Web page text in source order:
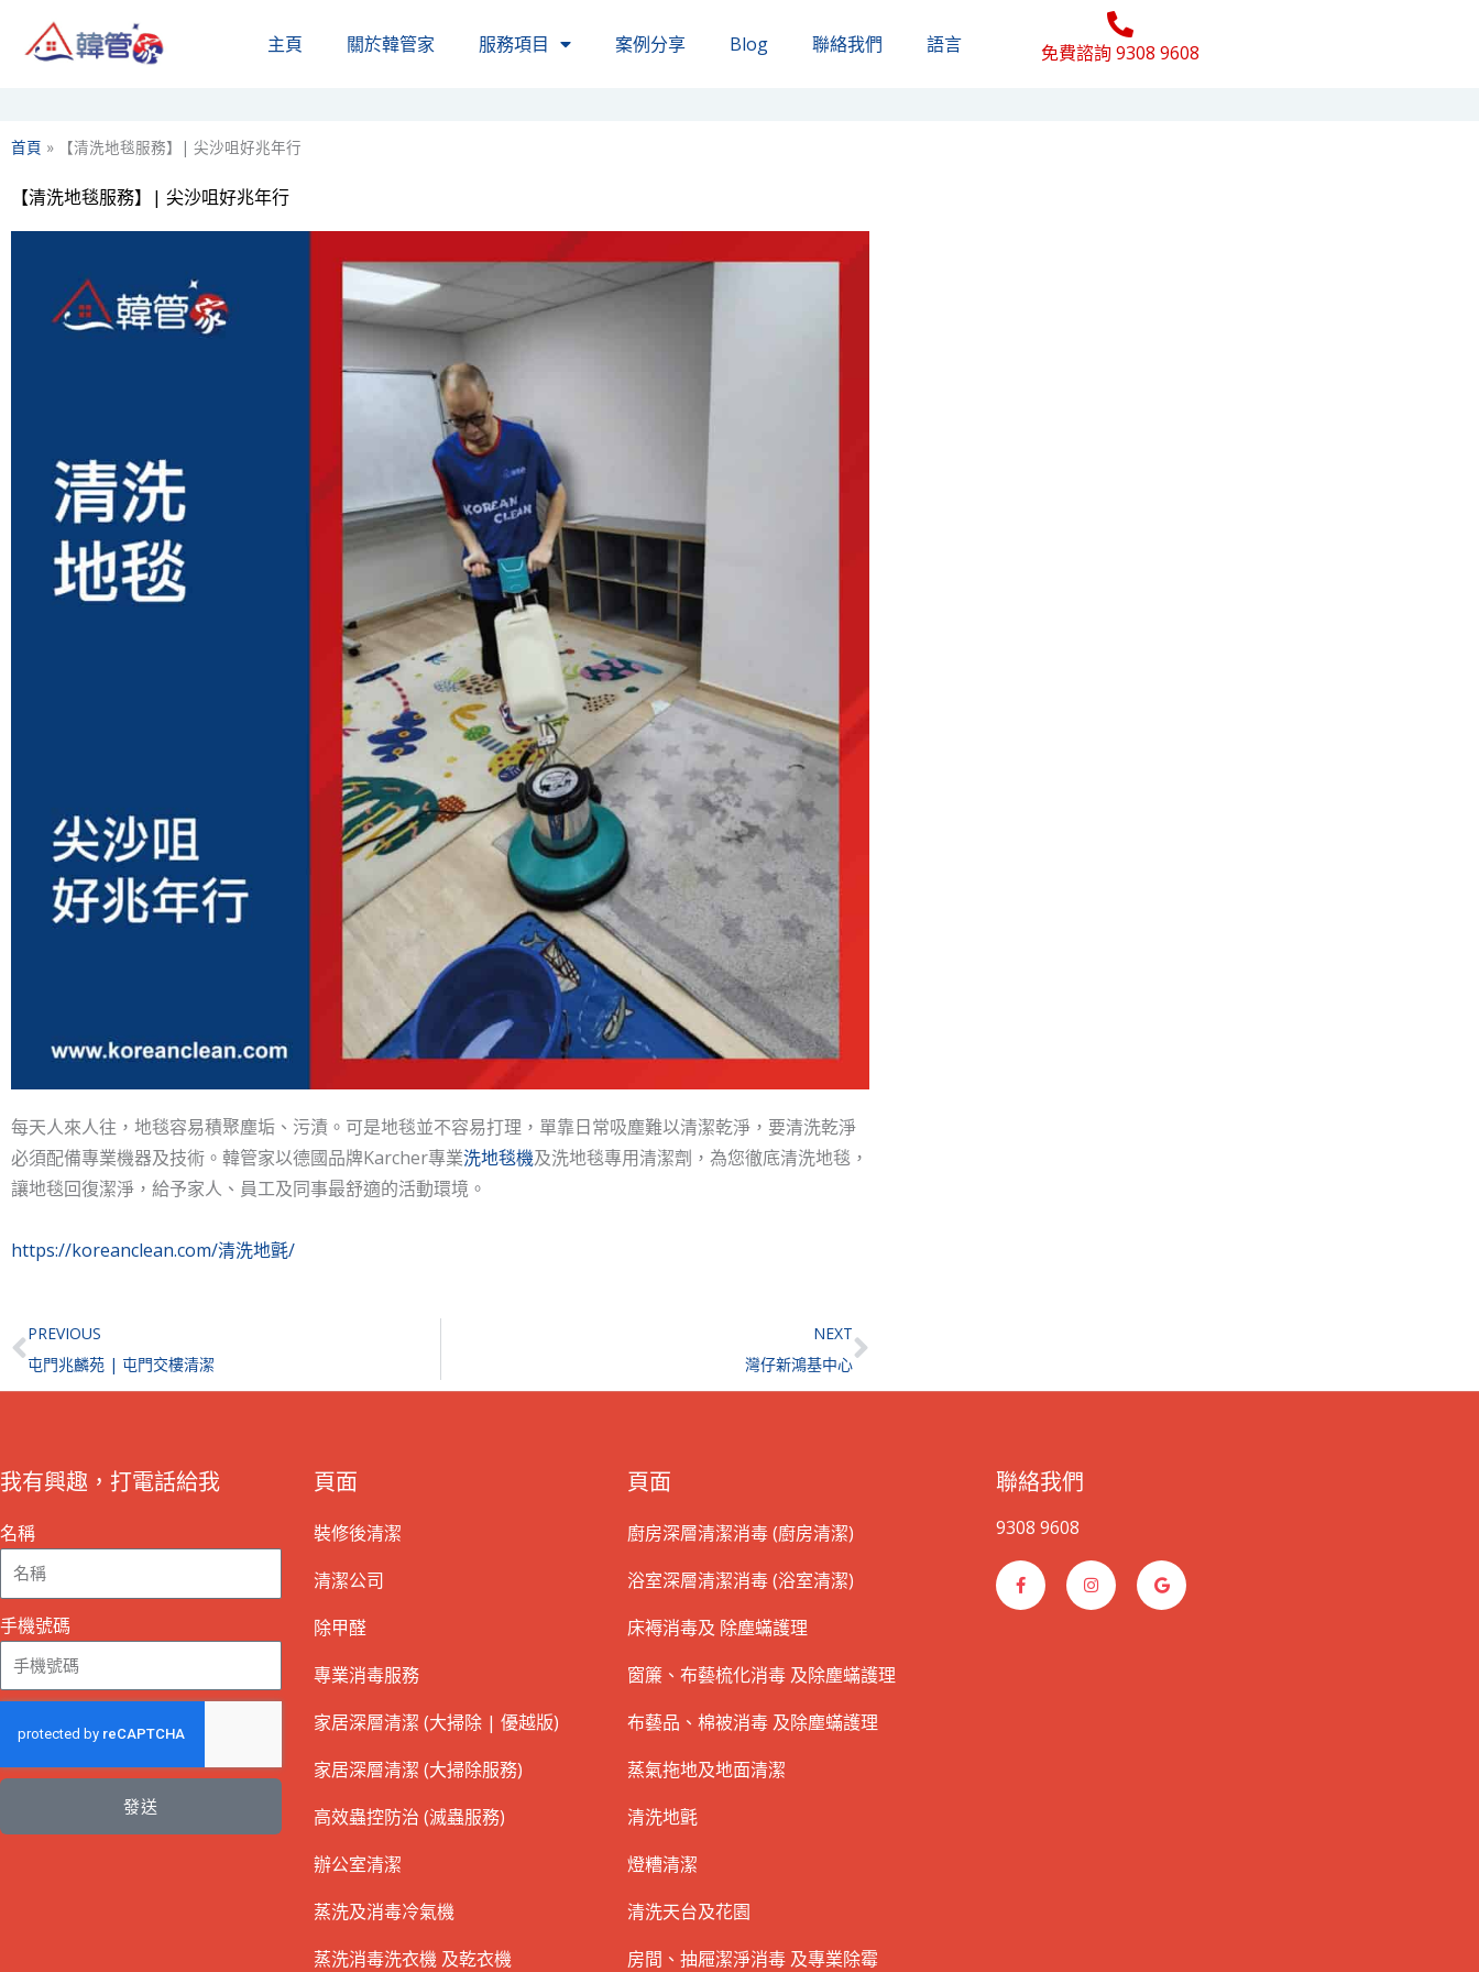
主頁 關於韓管家​ 服務項目 案例分享 Blog 聯絡我們 語言 免費諮詢 9308 9608
首頁 » 【清洗地毯服務】| 尖沙咀好兆年行
【清洗地毯服務】| 尖沙咀好兆年行
每天人來人往，地毯容易積聚塵垢、污漬。可是地毯並不容易打理，單靠日常吸塵難以清潔乾淨，要清洗乾淨
必須配備專業機器及技術。韓管家以德國品牌Karcher專業洗地毯機及洗地毯專用清潔劑，為您徹底清洗地毯，
讓地毯回復潔淨，給予家人、員工及同事最舒適的活動環境。
https://koreanclean.com/清洗地氈/
Prev
PREVIOUS
屯門兆麟苑 | 屯門交樓清潔
NEXT
灣仔新鴻基中心
Next
我有興趣，打電話給我
名稱
手機號碼
發送
頁面
裝修後清潔
清潔公司
除甲醛
專業消毒服務
家居深層清潔 (大掃除 | 優越版)
家居深層清潔 (大掃除服務)
高效蟲控防治 (滅蟲服務)
辦公室清潔
蒸洗及消毒冷氣機
蒸洗消毒洗衣機 及乾衣機
頁面
廚房深層清潔消毒 (廚房清潔)
浴室深層清潔消毒 (浴室清潔)
床褥消毒及 除塵蟎護理
窗簾、布藝梳化消毒 及除塵蟎護理
布藝品、棉被消毒 及除塵蟎護理
蒸氣拖地及地面清潔
清洗地氈
燈糟清潔
清洗天台及花園
房間、抽屜潔淨消毒 及專業除霉
聯絡我們
9308 9608
F
a
c
e
I
n
t
G
o
o
g